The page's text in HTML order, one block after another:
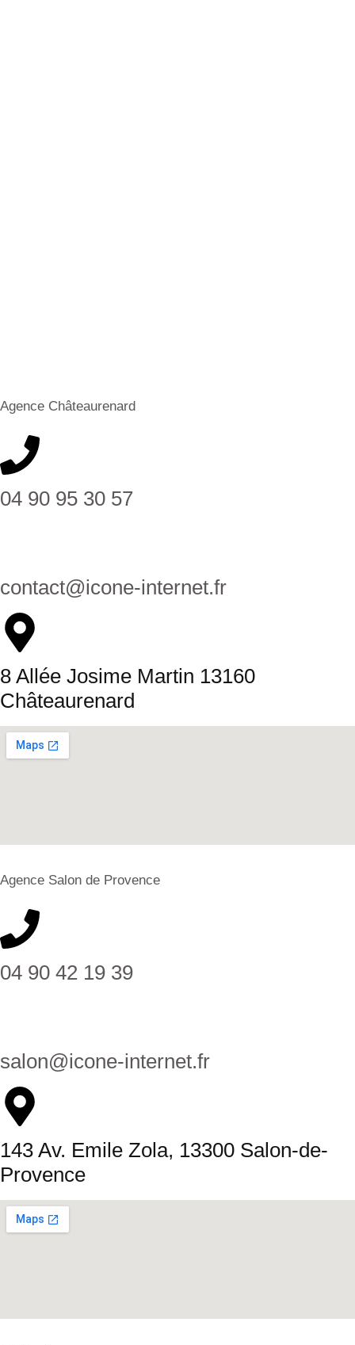
Agence Châteaurenard
04 90 95 30 57
contact@icone-internet.fr
8 Allée Josime Martin 13160
Châteaurenard
Agence Salon de Provence
04 90 42 19 39
salon@icone-internet.fr
143 Av. Emile Zola, 13300 Salon-de-
Provence